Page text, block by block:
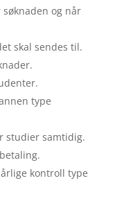
og når
skal sendes til.
type
studier samtidig.
kontroll type